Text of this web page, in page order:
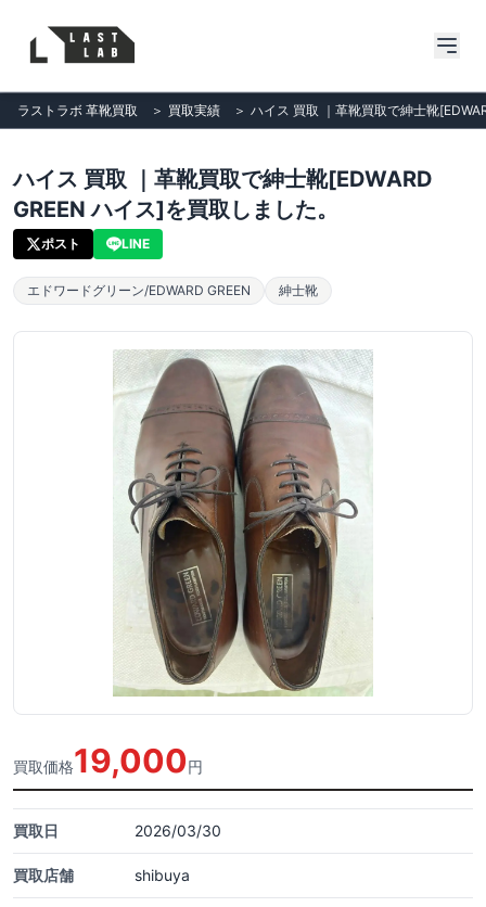
ラストラボ 革靴買取 ＞ 買取実績 ＞ ハイス 買取 ｜革靴買取で紳士靴
ハイス 買取 ｜革靴買取で紳士靴[EDWARD
GREEN ハイス]を買取しました。
ポスト LINE
エドワードグリーン/EDWARD GREEN 紳士靴
買取価格19,000円
買取日 2026/03/30
買取店舗 shibuya